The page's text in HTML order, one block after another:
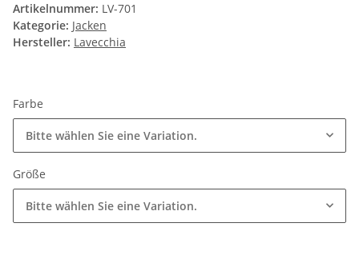
Artikelnummer: LV-701
Kategorie: Jacken
Hersteller: Lavecchia
Farbe
Bitte wählen Sie eine Variation.
Größe
Bitte wählen Sie eine Variation.